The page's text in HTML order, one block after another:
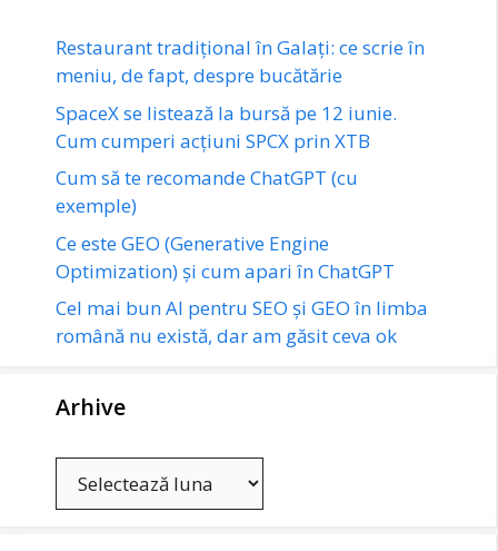
Restaurant tradițional în Galați: ce scrie în
meniu, de fapt, despre bucătărie
SpaceX se listează la bursă pe 12 iunie.
Cum cumperi acțiuni SPCX prin XTB
Cum să te recomande ChatGPT (cu
exemple)
Ce este GEO (Generative Engine
Optimization) și cum apari în ChatGPT
Cel mai bun AI pentru SEO și GEO în limba
română nu există, dar am găsit ceva ok
Arhive